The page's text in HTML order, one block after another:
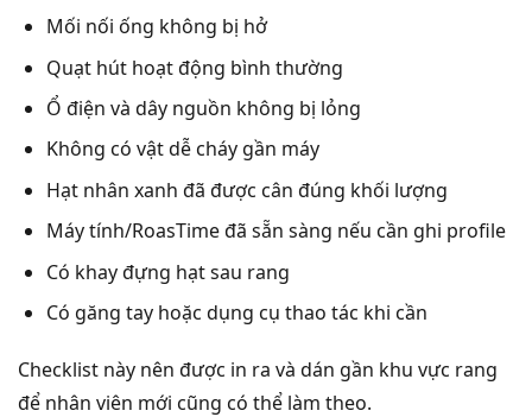
Mối nối ống không bị hở
Quạt hút hoạt động bình thường
Ổ điện và dây nguồn không bị lỏng
Không có vật dễ cháy gần máy
Hạt nhân xanh đã được cân đúng khối lượng
Máy tính/RoasTime đã sẵn sàng nếu cần ghi profile
Có khay đựng hạt sau rang
Có găng tay hoặc dụng cụ thao tác khi cần
Checklist này nên được in ra và dán gần khu vực rang
để nhân viên mới cũng có thể làm theo.